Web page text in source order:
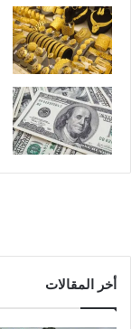
أخر المقالات